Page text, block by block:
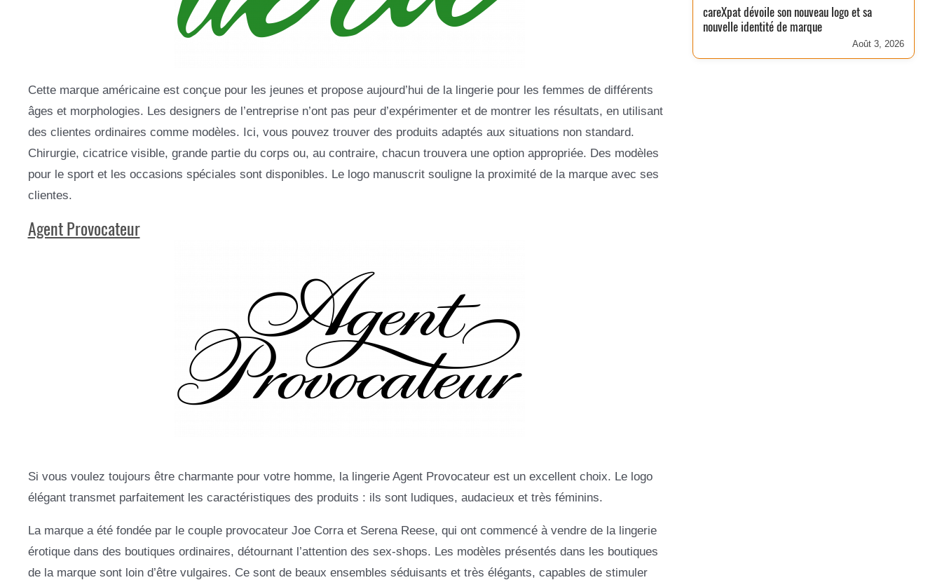
Cette marque américaine est conçue pour les jeunes et propose aujourd’hui de la lingerie pour les femmes de différents
âges et morphologies. Les designers de l’entreprise n’ont pas peur d’expérimenter et de montrer les résultats, en utilisant
des clientes ordinaires comme modèles. Ici, vous pouvez trouver des produits adaptés aux situations non standard.
Chirurgie, cicatrice visible, grande partie du corps ou, au contraire, chacun trouvera une option appropriée. Des modèles
pour le sport et les occasions spéciales sont disponibles. Le logo manuscrit souligne la proximité de la marque avec ses
clientes.
Agent Provocateur
Si vous voulez toujours être charmante pour votre homme, la lingerie Agent Provocateur est un excellent choix. Le logo
élégant transmet parfaitement les caractéristiques des produits : ils sont ludiques, audacieux et très féminins.
La marque a été fondée par le couple provocateur Joe Corra et Serena Reese, qui ont commencé à vendre de la lingerie
érotique dans des boutiques ordinaires, détournant l’attention des sex-shops. Les modèles présentés dans les boutiques
de la marque sont loin d’être vulgaires. Ce sont de beaux ensembles séduisants et très élégants, capables de stimuler
careXpat dévoile son nouveau logo et sa
nouvelle identité de marque
Août 3, 2026